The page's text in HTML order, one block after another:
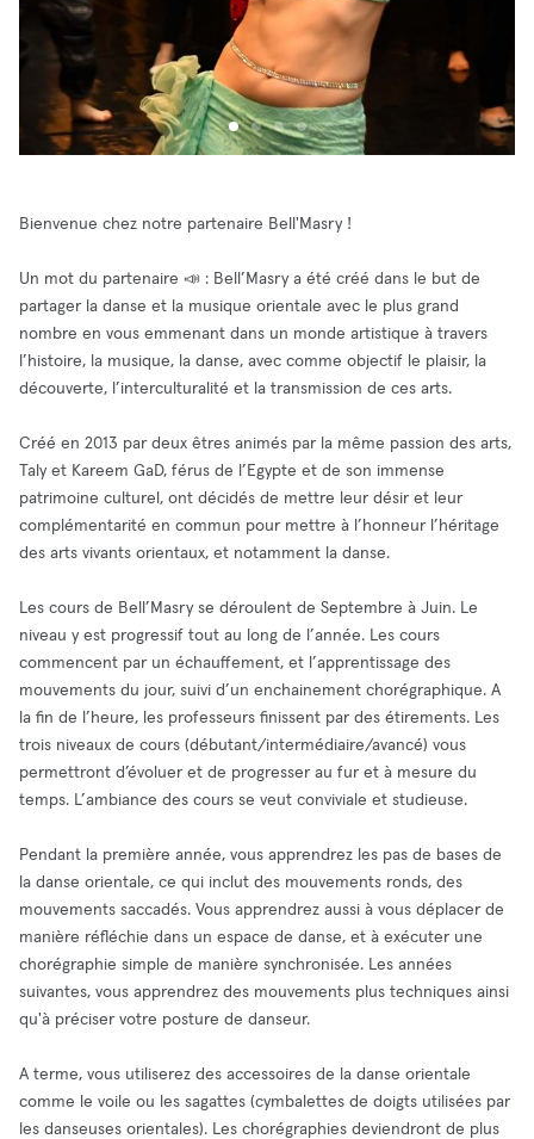
Bienvenue chez notre partenaire Bell'Masry !
Un mot du partenaire 📣 : Bell’Masry a été créé dans le but de
partager la danse et la musique orientale avec le plus grand
nombre en vous emmenant dans un monde artistique à travers
l’histoire, la musique, la danse, avec comme objectif le plaisir, la
découverte, l’interculturalité et la transmission de ces arts.
Créé en 2013 par deux êtres animés par la même passion des arts,
Taly et Kareem GaD, férus de l’Egypte et de son immense
patrimoine culturel, ont décidés de mettre leur désir et leur
complémentarité en commun pour mettre à l’honneur l’héritage
des arts vivants orientaux, et notamment la danse.
Les cours de Bell’Masry se déroulent de Septembre à Juin. Le
niveau y est progressif tout au long de l’année. Les cours
commencent par un échauffement, et l’apprentissage des
mouvements du jour, suivi d’un enchainement chorégraphique. A
la fin de l’heure, les professeurs finissent par des étirements. Les
trois niveaux de cours (débutant/intermédiaire/avancé) vous
permettront d’évoluer et de progresser au fur et à mesure du
temps. L’ambiance des cours se veut conviviale et studieuse.
Pendant la première année, vous apprendrez les pas de bases de
la danse orientale, ce qui inclut des mouvements ronds, des
mouvements saccadés. Vous apprendrez aussi à vous déplacer de
manière réfléchie dans un espace de danse, et à exécuter une
chorégraphie simple de manière synchronisée. Les années
suivantes, vous apprendrez des mouvements plus techniques ainsi
qu'à préciser votre posture de danseur.
A terme, vous utiliserez des accessoires de la danse orientale
comme le voile ou les sagattes (cymbalettes de doigts utilisées par
les danseuses orientales). Les chorégraphies deviendront de plus